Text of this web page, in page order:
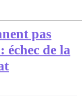
pas
échec de la